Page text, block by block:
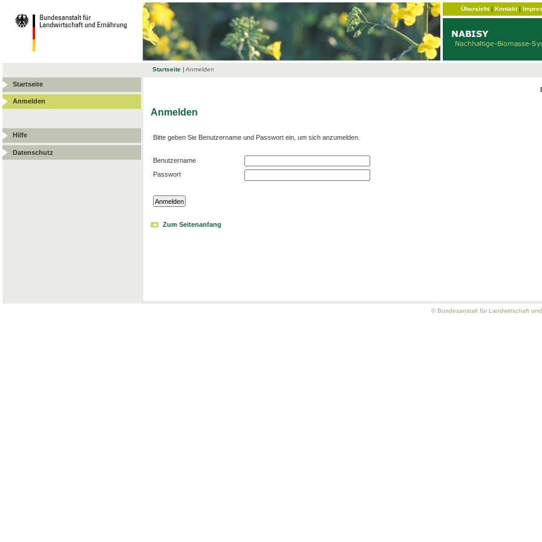
Übersicht| Kontakt|
Startseite | Anmelden
Startseite
Anmelden
Hilfe
Datenschutz
Anmelden
Bitte geben Sie Benutzername und Passwort ein, um sich anzumelden.
Benutzername
Passwort
Zum Seitenanfang
© Bundesanstalt für Landwirtschaft